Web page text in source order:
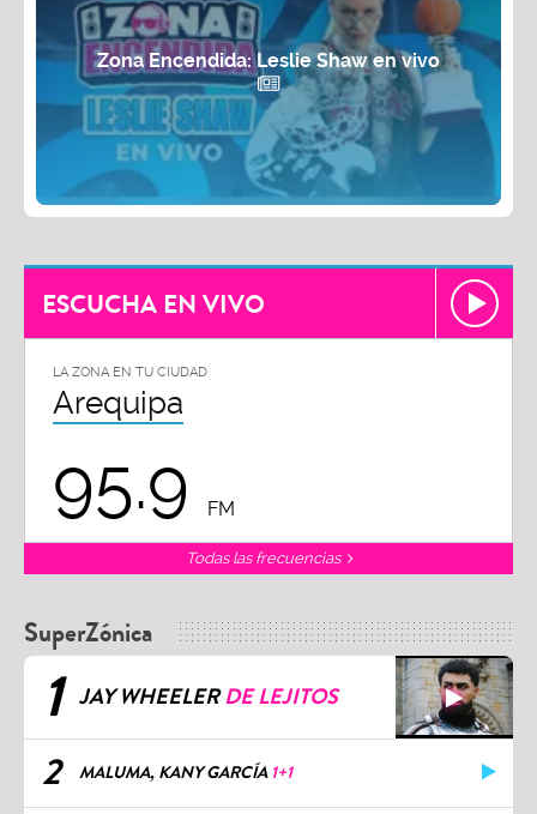
Zona Encendida: Leslie Shaw en vivo
ESCUCHA EN VIVO
LA ZONA EN TU CIUDAD
Arequipa
95.9 FM
Todas las frecuencias
SuperZónica
1 JAY WHEELERDE LEJITOS
2 MALUMA, KANY GARCÍA 1+1